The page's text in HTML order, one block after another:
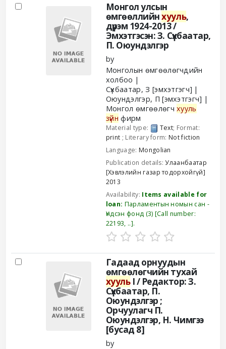
Монгол улсын
өмгөөллийнхууль,
дүрэм 1924-2013 /
Эмхэтгэсэн: З. Сүхбаатар,
П. Оюундэлгэр
by
Монголын өмгөөлөгчдийн
холбоо
Сүхбаатар, З [эмхэтгэгч]
Оюундэлгэр, П [эмхэтгэгч]
Монгол өмгөөлөгчхууль
зүйн фирм
Material type: Text; Format:
print ; Literary form:Not fiction
Language: Mongolian
Publication details:Улаанбаатар
[Хэвлэлийн газар тодорхойгүй]
2013
Availability: Items available for
loan: Парламентын номын сан -
Үндсэн фонд (3) Call number:
22193, .. .
Гадаад орнуудын
өмгөөлөгчийн тухай
хуульI / Редактор: З.
Сүхбаатар, П.
Оюундэлгэр ;
Орчуулагч П.
Оюундэлгэр, Н. Чимгээ
[бусад 8]
by